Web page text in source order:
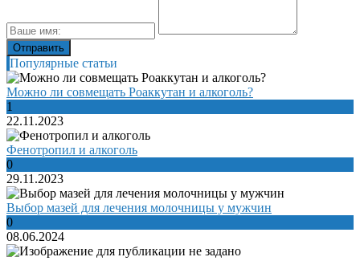
Популярные статьи
Можно ли совмещать Роаккутан и алкоголь?
1
22.11.2023
Фенотропил и алкоголь
0
29.11.2023
Выбор мазей для лечения молочницы у мужчин
0
08.06.2024